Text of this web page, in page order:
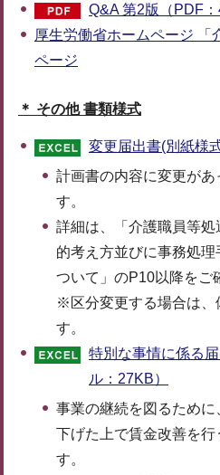
Q&A 第2版（PDF：
厚生労働省ホームページ 「
ページ
＊ その他 書類様式
変更届出書(別紙様
計画書の内容に変更が
す。
詳細は、「介護職員等
的考え方並びに事務処
ついて」のP10以降をご
※区分変更する場合は、
す。
特別な事情に係る
ル：27KB）
事業の継続を図るため
下げた上で賃金改善を
す。